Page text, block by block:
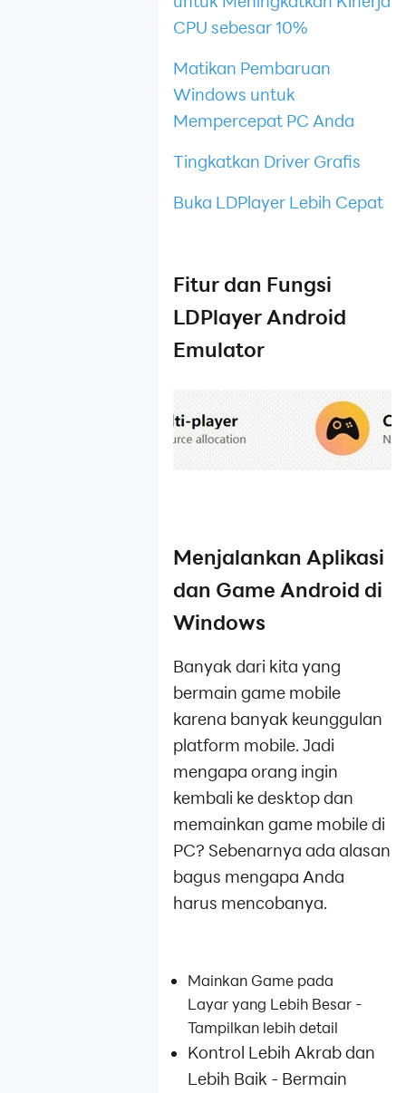
CPU sebesar 10%
Matikan Pembaruan
Windows untuk
Mempercepat PC Anda
Tingkatkan Driver Grafis
Buka LDPlayer Lebih Cepat
Fitur dan Fungsi
LDPlayer Android
Emulator
Menjalankan Aplikasi
dan Game Android di
Windows
Banyak dari kita yang
bermain game mobile
karena banyak keunggulan
platform mobile. Jadi
mengapa orang ingin
kembali ke desktop dan
memainkan game mobile di
PC? Sebenarnya ada alasan
bagus mengapa Anda
harus mencobanya.
Mainkan Game pada
Layar yang Lebih Besar -
Tampilkan lebih detail
Kontrol Lebih Akrab dan
Lebih Baik - Bermain